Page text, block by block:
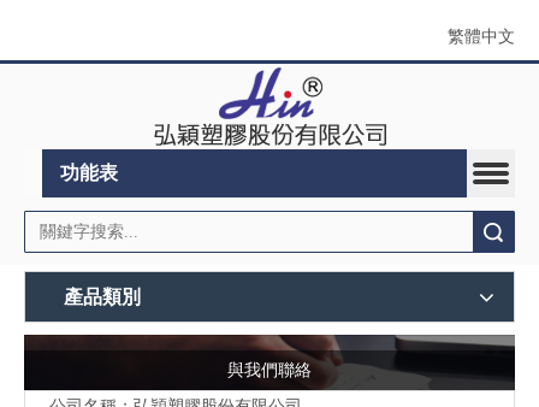
繁體中文
功能表
產品類別
與我們聯絡